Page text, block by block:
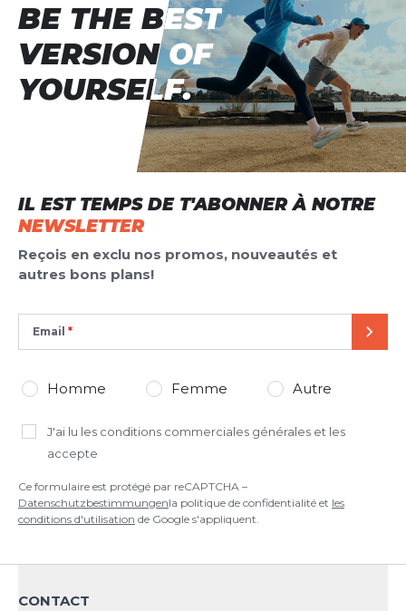
IL EST TEMPS DE T'ABONNER À NOTRE
NEWSLETTER
Reçois en exclu nos promos, nouveautés et
autres bons plans!
Email
Homme Femme Autre
J'ai lu les conditions commerciales générales et les
accepte
Ce formulaire est protégé par reCAPTCHA –
Datenschutzbestimmungenla politique de confidentialité et les
conditions d'utilisation de Google s'appliquent.
BE THE BEST
VERSION OF
YOURSELF.
BE THE BEST
VERSION OF
YOURSELF.
CONTACT